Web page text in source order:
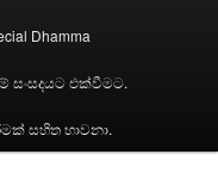
Dhamma
සංසදයට එක්වීමට.
සහිත භාවනා.